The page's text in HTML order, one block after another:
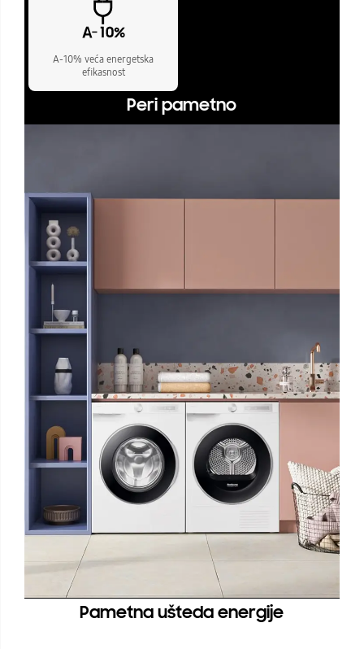
A-10% veća energetska
efikasnost
Peri pametno
Pametna ušteda energije